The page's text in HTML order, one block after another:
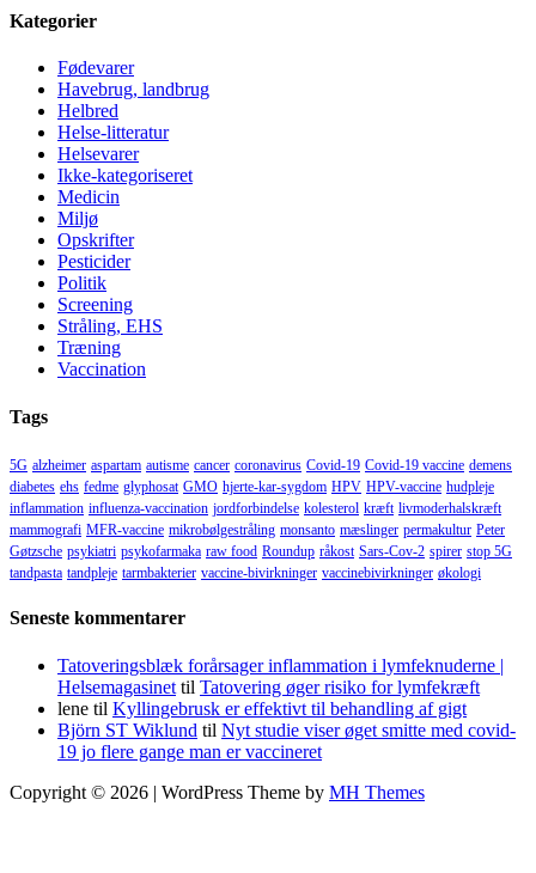
Kategorier
Fødevarer
Havebrug, landbrug
Helbred
Helse-litteratur
Helsevarer
Ikke-kategoriseret
Medicin
Miljø
Opskrifter
Pesticider
Politik
Screening
Stråling, EHS
Træning
Vaccination
Tags
5G alzheimer aspartam autisme cancer coronavirus Covid-19 Covid-19 vaccine demens
diabetes ehs fedme glyphosat GMO hjerte-kar-sygdom HPV HPV-vaccine hudpleje
inflammation influenza-vaccination jordforbindelse kolesterol kræft livmoderhalskræft
mammografi MFR-vaccine mikrobølgestråling monsanto mæslinger permakultur Peter
Gøtzsche psykiatri psykofarmaka raw food Roundup råkost Sars-Cov-2 spirer stop 5G
tandpasta tandpleje tarmbakterier vaccine-bivirkninger vaccinebivirkninger økologi
Seneste kommentarer
Tatoveringsblæk forårsager inflammation i lymfeknuderne |
Helsemagasinet til Tatovering øger risiko for lymfekræft
lene til Kyllingebrusk er effektivt til behandling af gigt
Björn ST Wiklund til Nyt studie viser øget smitte med covid-
19 jo flere gange man er vaccineret
Copyright © 2026 | WordPress Theme by MH Themes